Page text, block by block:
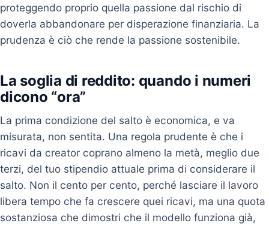
proteggendo proprio quella passione dal rischio di
doverla abbandonare per disperazione finanziaria. La
prudenza è ciò che rende la passione sostenibile.
La soglia di reddito: quando i numeri
dicono “ora”
La prima condizione del salto è economica, e va
misurata, non sentita. Una regola prudente è che i
ricavi da creator coprano almeno la metà, meglio due
terzi, del tuo stipendio attuale prima di considerare il
salto. Non il cento per cento, perché lasciare il lavoro
libera tempo che fa crescere quei ricavi, ma una quota
sostanziosa che dimostri che il modello funziona già,